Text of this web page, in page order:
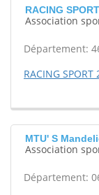
RACING
Association
Département:
RACING SPORT
MTU' S
Association
Département: